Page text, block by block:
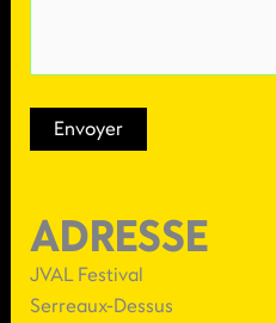
ADRESSE
JVAL Festival
Serreaux-Dessus